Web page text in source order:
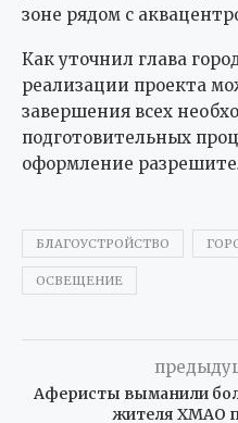
зоне рядом с
Как уточнил глава
реализации проекта
завершения всех
подготовительных
оформление
БЛАГОУСТРОЙСТВО
ОСВЕЩЕНИЕ
Аферисты выманили
жителя ХМАО